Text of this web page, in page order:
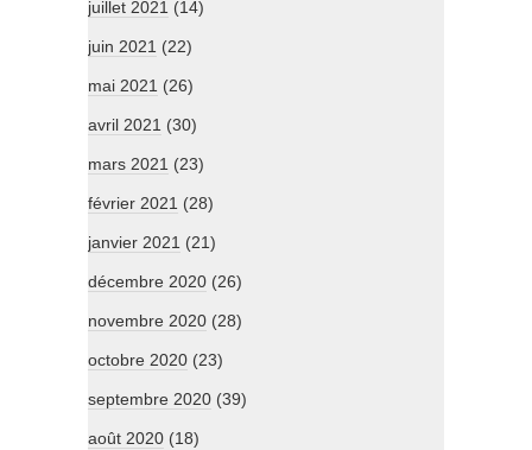
juillet 2021 (14)
juin 2021 (22)
mai 2021 (26)
avril 2021 (30)
mars 2021 (23)
février 2021 (28)
janvier 2021 (21)
décembre 2020 (26)
novembre 2020 (28)
octobre 2020 (23)
septembre 2020 (39)
août 2020 (18)